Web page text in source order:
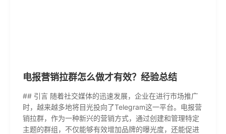
电报营销拉群怎么做才有效？经验总结
## 引言 随着社交媒体的迅速发展，企业在进行市场推广
时，越来越多地将目光投向了Telegram这一平台。电报营
销拉群，作为一种新兴的营销方式，通过创建和管理特定
主题的群组，不仅能够有效增加品牌的曝光度，还能促进